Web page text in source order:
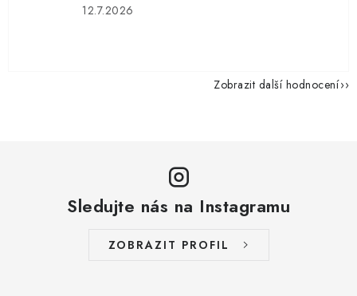
12.7.2026
Zobrazit další hodnocení
Sledujte nás na Instagramu
ZOBRAZIT PROFIL